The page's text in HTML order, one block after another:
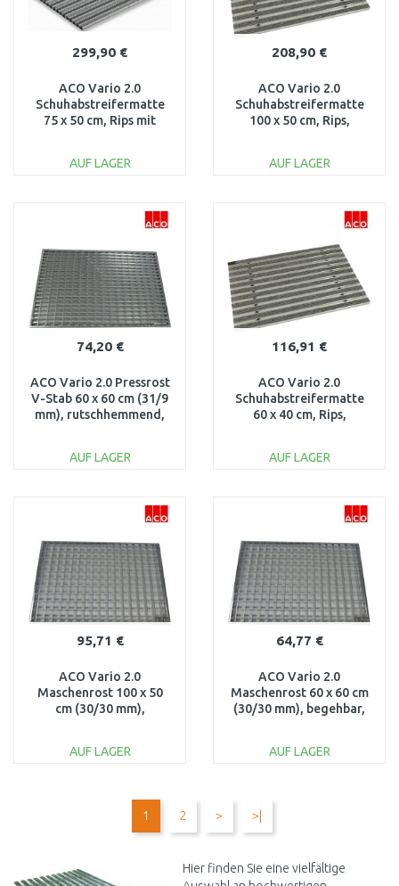
299,90 €
ACO Vario 2.0
Schuhabstreifermatte
75 x 50 cm, Rips mit
AUF LAGER
208,90 €
ACO Vario 2.0
Schuhabstreifermatte
100 x 50 cm, Rips,
AUF LAGER
74,20 €
ACO Vario 2.0 Pressrost
V-Stab 60 x 60 cm (31/9
mm), rutschhemmend,
AUF LAGER
116,91 €
ACO Vario 2.0
Schuhabstreifermatte
60 x 40 cm, Rips,
AUF LAGER
95,71 €
ACO Vario 2.0
Maschenrost 100 x 50
cm (30/30 mm),
AUF LAGER
64,77 €
ACO Vario 2.0
Maschenrost 60 x 60 cm
(30/30 mm), begehbar,
AUF LAGER
1 2 > >|
Hier finden Sie eine vielfältige